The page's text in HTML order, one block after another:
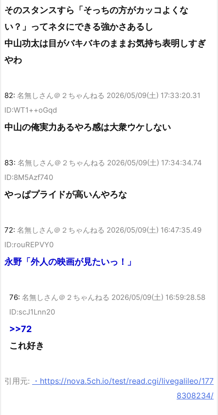
そのスタンスすら「そっちの方がカッコよくな
い？」ってネタにできる強かさあるし
中山功太は目がバキバキのままお気持ち表明しすぎ
やわ
82: 名無しさん＠２ちゃんねる 2026/05/09(土) 17:33:20.31
ID:WT1++oGqd
中山の俺実力あるやろ感は大衆ウケしない
83: 名無しさん＠２ちゃんねる 2026/05/09(土) 17:34:34.74
ID:8M5Azf740
やっぱプライドが高いんやろな
72: 名無しさん＠２ちゃんねる 2026/05/09(土) 16:47:35.49
ID:rouREPVY0
永野「外人の映画が見たいっ！」
76: 名無しさん＠２ちゃんねる 2026/05/09(土) 16:59:28.58
ID:scJ1Lnn20
>>72
これ好き
引用元:
・https://nova.5ch.io/test/read.cgi/livegalileo/177
8308234/